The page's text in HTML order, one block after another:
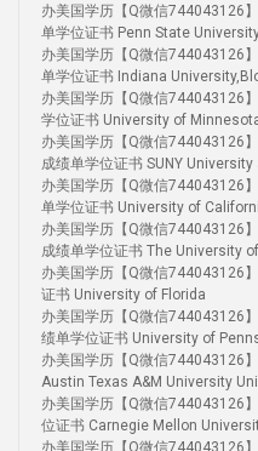
办美国学历【Q微信744043126
单学位证书 Penn State
办美国学历【Q微信744043126
单学位证书 Indiana
办美国学历【Q微信744043126
学位证书 University of
办美国学历【Q微信744043126
成绩单学位证书 SUNY
办美国学历【Q微信744043126
单学位证书 University of
办美国学历【Q微信744043126
成绩单学位证书 The University
办美国学历【Q微信744043126
证书 University of Florida
办美国学历【Q微信744043126
绩单学位证书 University of
办美国学历【Q微信744043126
Austin Texas A&M University
办美国学历【Q微信744043126
位证书 Carnegie Mellon